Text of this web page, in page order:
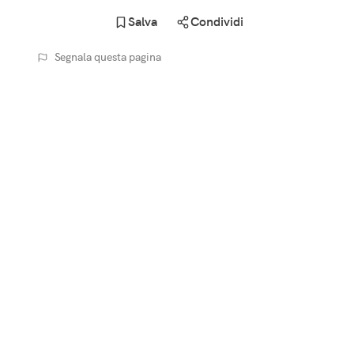
Salva Condividi
Segnala questa pagina